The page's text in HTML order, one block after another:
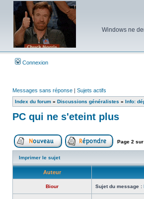
Windows ne
Connexion
Messages sans réponse | Sujets actifs
Index du forum » Discussions généralistes » Info:
PC qui ne s'eteint plus
Poster un nouveau sujetRépondre
Page 2 sur
Imprimer le sujet
Auteur
Biour Sujet du message :